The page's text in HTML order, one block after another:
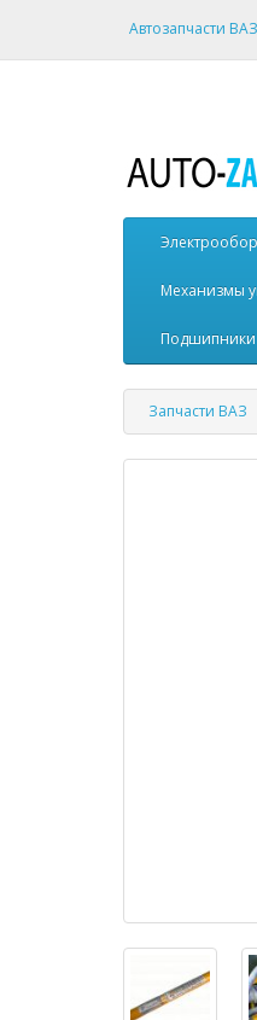
Автозапчасти ВАЗ
Механизмы
Подшипники
Запчасти ВАЗ